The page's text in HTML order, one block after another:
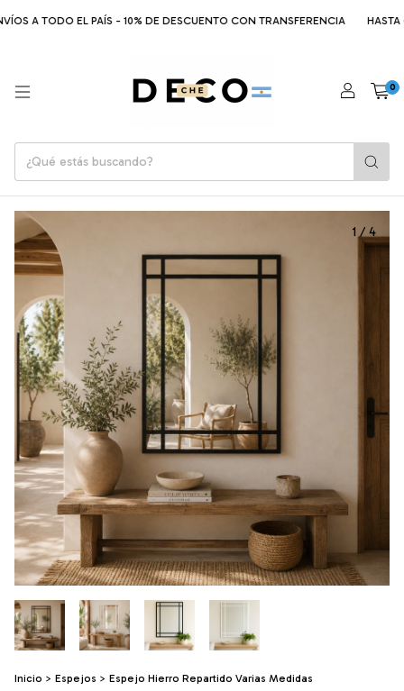
A TODO EL PAÍS - 10% DE DESCUENTO CON TRANSFERENCIA HASTA 6
0
1 / 4
Inicio > Espejos > Espejo Hierro Repartido Varias Medidas